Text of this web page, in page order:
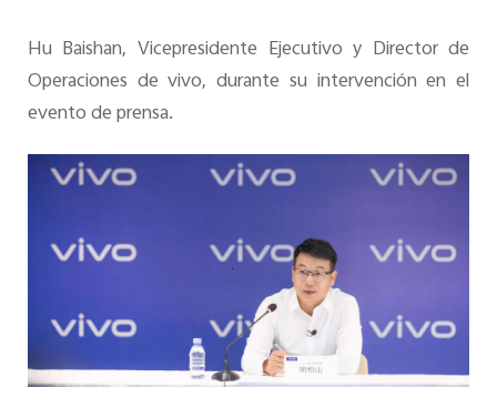
Hu Baishan, Vicepresidente Ejecutivo y Director de
Operaciones de vivo, durante su intervención en el
evento de prensa.